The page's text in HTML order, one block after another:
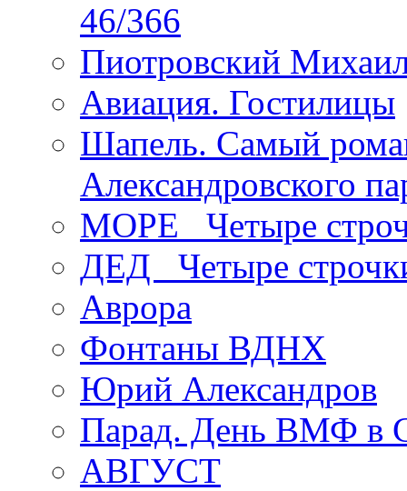
46/366
Пиотровский
Авиация. Гостилицы
Шапель. Самый
Александровского
МОРЕ _Четыре
ДЕД _Четыре
Аврора
Фонтаны ВДНХ
Юрий Александров
Парад. День ВМФ в
АВГУСТ